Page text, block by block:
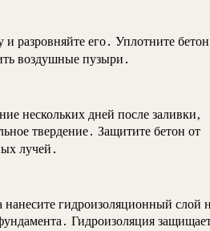
и разровняйте его․ Уплотните бетон
воздушные пузыри․
нескольких дней после заливки‚
твердение․ Защитите бетон от
лучей․
нанесите гидроизоляционный слой
Гидроизоляция